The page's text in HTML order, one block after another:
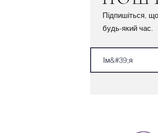
Підпишіться,
будь-який час.